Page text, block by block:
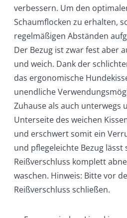
verbessern. Um den
Schaumflocken zu erhalten,
regelmäßigen Abständen
Der Bezug ist zwar fest aber
und weich. Dank der
das ergonomische
unendliche
Zuhause als auch unterwegs
Unterseite des weichen
und erschwert somit ein
und pflegeleichte Bezug lässt
Reißverschluss komplett
waschen. Hinweis: Bitte vor
Reißverschluss schließen.